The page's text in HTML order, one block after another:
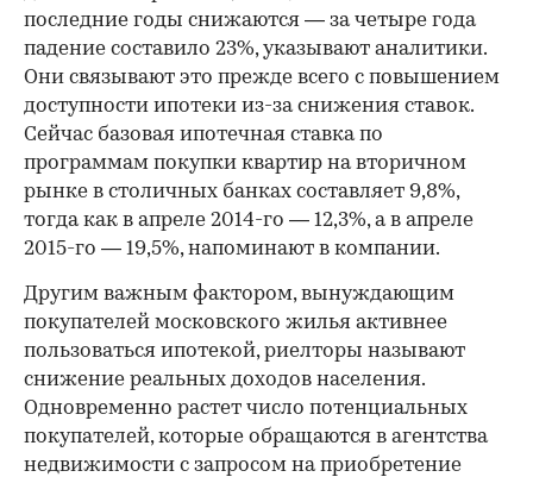
последние годы снижаются — за четыре года
падение составило 23%, указывают аналитики.
Они связывают это прежде всего с повышением
доступности ипотеки из-за снижения ставок.
Сейчас базовая ипотечная ставка по
программам покупки квартир на вторичном
рынке в столичных банках составляет 9,8%,
тогда как в апреле 2014-го — 12,3%, а в апреле
2015-го — 19,5%, напоминают в компании.
Другим важным фактором, вынуждающим
покупателей московского жилья активнее
пользоваться ипотекой, риелторы называют
снижение реальных доходов населения.
Одновременно растет число потенциальных
покупателей, которые обращаются в агентства
недвижимости с запросом на приобретение